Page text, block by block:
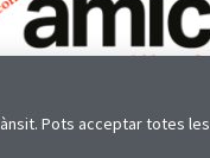
Pots acceptar totes les